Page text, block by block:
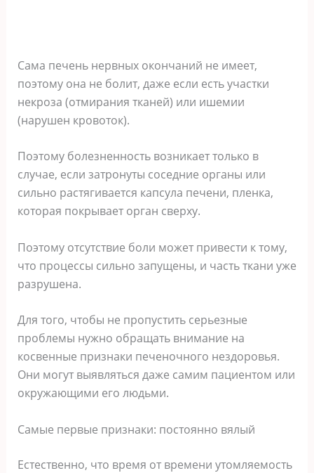
Сама печень нервных окончаний не имеет,
поэтому она не болит, даже если есть участки
некроза (отмирания тканей) или ишемии
(нарушен кровоток).
Поэтому болезненность возникает только в
случае, если затронуты соседние органы или
сильно растягивается капсула печени, пленка,
которая покрывает орган сверху.
Поэтому отсутствие боли может привести к тому,
что процессы сильно запущены, и часть ткани уже
разрушена.
Для того, чтобы не пропустить серьезные
проблемы нужно обращать внимание на
косвенные признаки печеночного нездоровья.
Они могут выявляться даже самим пациентом или
окружающими его людьми.
Самые первые признаки: постоянно вялый
Естественно, что время от времени утомляемость